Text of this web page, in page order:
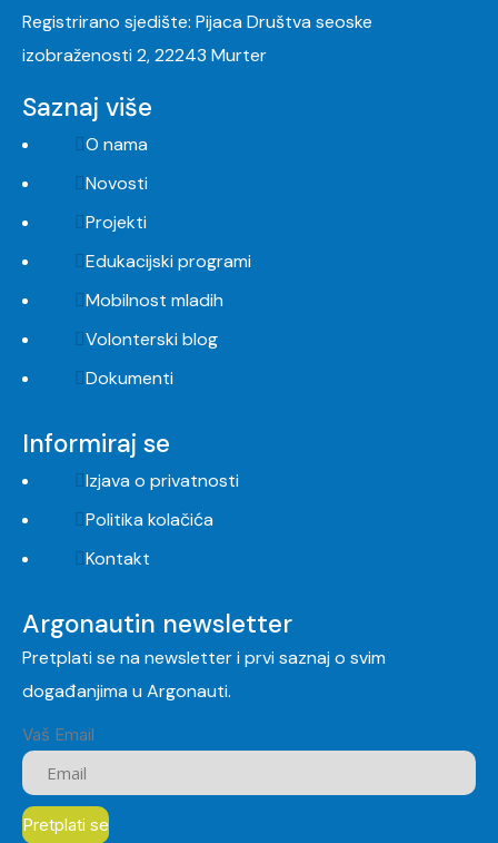
Registrirano sjedište: Pijaca Društva seoske
izobraženosti 2, 22243 Murter
Saznaj više
O nama
Novosti
Projekti
Edukacijski programi
Mobilnost mladih
Volonterski blog
Dokumenti
Informiraj se
Izjava o privatnosti
Politika kolačića
Kontakt
Argonautin newsletter
Pretplati se na newsletter i prvi saznaj o svim
događanjima u Argonauti.
Vaš Email